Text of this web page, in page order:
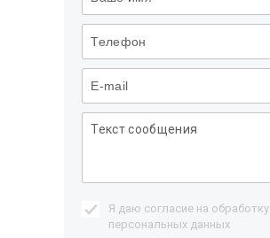
Я даю согласие на обработку
персональных данных